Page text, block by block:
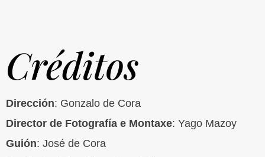
Créditos
Dirección: Gonzalo de Cora
Director de Fotografía e Montaxe: Yago Mazoy
Guión: José de Cora